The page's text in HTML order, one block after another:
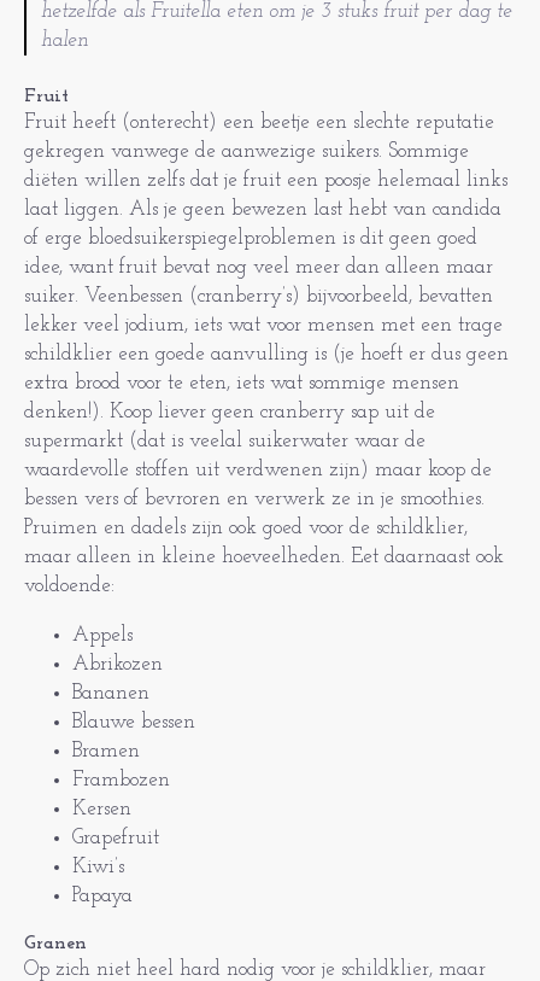
hetzelfde als Fruitella eten om je 3 stuks fruit per dag te
halen
Fruit
Fruit heeft (onterecht) een beetje een slechte reputatie
gekregen vanwege de aanwezige suikers. Sommige
diëten willen zelfs dat je fruit een poosje helemaal links
laat liggen. Als je geen bewezen last hebt van candida
of erge bloedsuikerspiegelproblemen is dit geen goed
idee, want fruit bevat nog veel meer dan alleen maar
suiker. Veenbessen (cranberry’s) bijvoorbeeld, bevatten
lekker veel jodium, iets wat voor mensen met een trage
schildklier een goede aanvulling is (je hoeft er dus geen
extra brood voor te eten, iets wat sommige mensen
denken!). Koop liever geen cranberry sap uit de
supermarkt (dat is veelal suikerwater waar de
waardevolle stoffen uit verdwenen zijn) maar koop de
bessen vers of bevroren en verwerk ze in je smoothies.
Pruimen en dadels zijn ook goed voor de schildklier,
maar alleen in kleine hoeveelheden. Eet daarnaast ook
voldoende:
Appels
Abrikozen
Bananen
Blauwe bessen
Bramen
Frambozen
Kersen
Grapefruit
Kiwi’s
Papaya
Granen
Op zich niet heel hard nodig voor je schildklier, maar